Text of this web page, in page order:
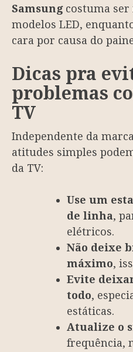
Samsungcostuma ser
modelos LED,
cara por causa do
Dicas pra
problemas
TV
Independente da
atitudes simples
da TV:
Use um
de linha,
elétricos.
Não deixe
máximo,
Evite
todo,
estáticas.
Atualize o
frequência,